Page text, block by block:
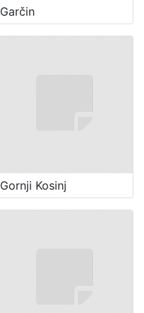
Garčin
Gornji Kosinj